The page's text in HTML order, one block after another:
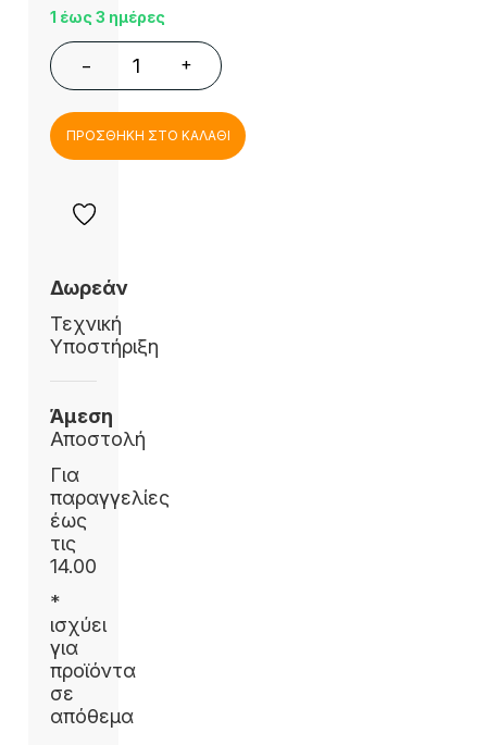
1 έως 3 ημέρες
− +
ΠΡΟΣΘΗΚΗ ΣΤΟ ΚΑΛΑΘΙ
Δωρεάν
Τεχνική
Υποστήριξη
Άμεση
Αποστολή
Για
παραγγελίες
έως
τις
14.00
*
ισχύει
για
προϊόντα
σε
απόθεμα